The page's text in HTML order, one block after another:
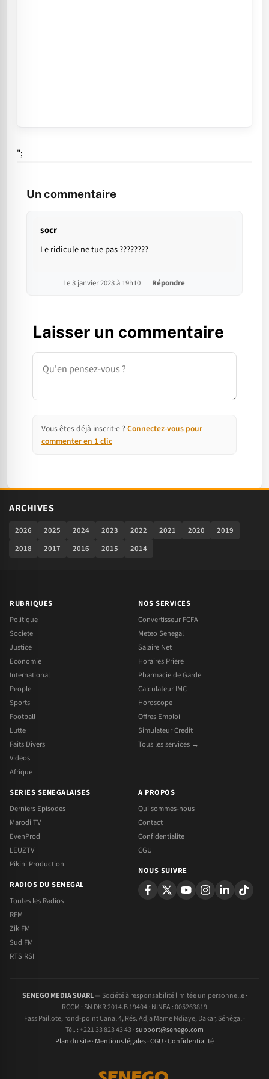
";
Un commentaire
socr
Le ridicule ne tue pas ????????
Le 3 janvier 2023 à 19h10 Répondre
Laisser un commentaire
Commentaire
Vous êtes déjà inscrit·e ? Connectez-vous pour
commenter en 1 clic
ARCHIVES
2026 2025 2024 2023 2022 2021 2020
2019
2018
2017 2016 2015 2014
RUBRIQUES
Politique
Societe
Justice
Economie
International
People
Sports
Football
Lutte
Faits Divers
Videos
Afrique
NOS SERVICES
Convertisseur FCFA
Meteo Senegal
Salaire Net
Horaires Priere
Pharmacie de Garde
Calculateur IMC
Horoscope
Offres Emploi
Simulateur Credit
Tous les services →
SERIES SENEGALAISES
Derniers Episodes
Marodi TV
EvenProd
LEUZTV
Pikini Production
RADIOS DU SENEGAL
Toutes les Radios
RFM
Zik FM
Sud FM
RTS RSI
A PROPOS
Qui sommes-nous
Contact
Confidentialite
CGU
NOUS SUIVRE
SENEGO MEDIA SUARL— Société à responsabilité limitée unipersonnelle ·
RCCM : SN DKR 2014.B 19404 · NINEA : 005263819
Fass Paillote, rond-point Canal 4, Rés. Adja Mame Ndiaye, Dakar, Sénégal ·
Tél. : +221 33 823 43 43 ·support@senego.com
Plan du site· Mentions légales·CGU ·Confidentialité